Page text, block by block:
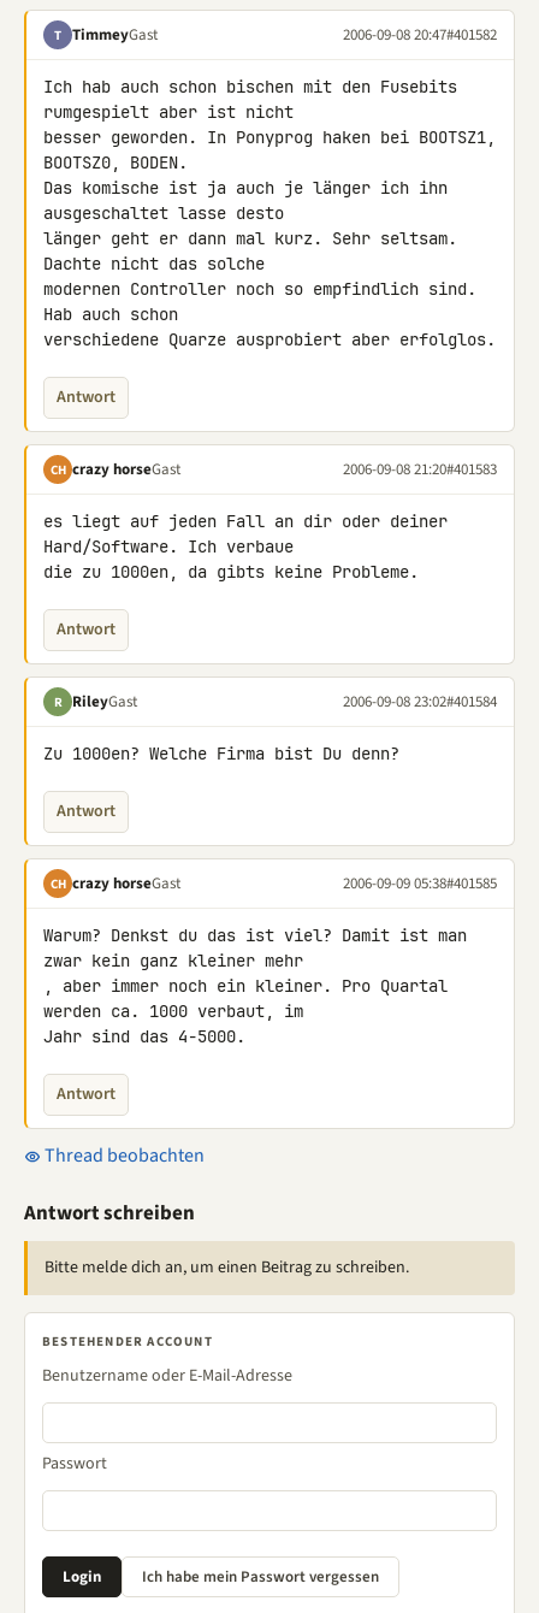
T TimmeyGast 2006-09-08 20:47#401582
Ich hab auch schon bischen mit den Fusebits
rumgespielt aber ist nicht
besser geworden. In Ponyprog haken bei BOOTSZ1,
BOOTSZ0, BODEN.
Das komische ist ja auch je länger ich ihn
ausgeschaltet lasse desto
länger geht er dann mal kurz. Sehr seltsam.
Dachte nicht das solche
modernen Controller noch so empfindlich sind.
Hab auch schon
verschiedene Quarze ausprobiert aber erfolglos.
Antwort
CH crazy horseGast 2006-09-08 21:20#401583
es liegt auf jeden Fall an dir oder deiner
Hard/Software. Ich verbaue
die zu 1000en, da gibts keine Probleme.
Antwort
R RileyGast 2006-09-08 23:02#401584
Zu 1000en? Welche Firma bist Du denn?
Antwort
CH crazy horseGast 2006-09-09 05:38#401585
Warum? Denkst du das ist viel? Damit ist man
zwar kein ganz kleiner mehr
, aber immer noch ein kleiner. Pro Quartal
werden ca. 1000 verbaut, im
Jahr sind das 4-5000.
Antwort
Thread beobachten
Antwort schreiben
Bitte melde dich an, um einen Beitrag zu schreiben.
BESTEHENDER ACCOUNT
Benutzername oder E-Mail-Adresse
Passwort